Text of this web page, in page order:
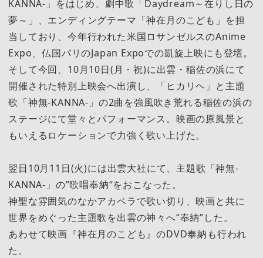
KANNA-」をはじめ、劇中歌「Daydream～在りし日の
夢～」、エンディングテーマ「神在月のこども」を担
当しており、今年行われた⽶国ロサンゼルスのAnime
Expo、仏国パリのJapan Expoでの凱旋上映にも登壇。
そして今回、10⽉10日(月・祝)に出雲・稲佐の浜にて
開催された特別上映会へ出演し、「ヒカリヘ」と主題
歌「神無-KANNA-」の2曲を強風吹き荒れる稲佐の浜の
ステージにて堂々とパフォーマンス。映画の原風景と
もいえるロケーションで力強く歌い上げた。
翌日10月11日(火)には出雲大社にて、主題歌「神無-
KANNA-」の”歌唱奉納“をおこなった。
神聖な雰囲気のなかアカペラで歌い切り、映画と共に
世界をめぐった主題歌を出雲の神々へ“奉納”した。
あわせて映画『神在月のこども』のDVD奉納も行われ
た。